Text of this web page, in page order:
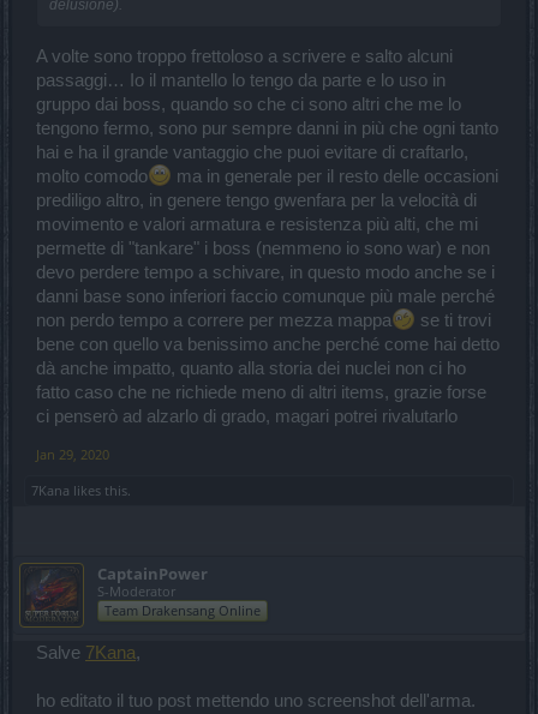
delusione).
A volte sono troppo frettoloso a scrivere e salto alcuni
passaggi… Io il mantello lo tengo da parte e lo uso in
gruppo dai boss, quando so che ci sono altri che me lo
tengono fermo, sono pur sempre danni in più che ogni tanto
hai e ha il grande vantaggio che puoi evitare di craftarlo,
molto comodo
ma in generale per il resto delle occasioni
prediligo altro, in genere tengo gwenfara per la velocità di
movimento e valori armatura e resistenza più alti, che mi
permette di "tankare" i boss (nemmeno io sono war) e non
devo perdere tempo a schivare, in questo modo anche se i
danni base sono inferiori faccio comunque più male perché
non perdo tempo a correre per mezza mappa
se ti trovi
bene con quello va benissimo anche perché come hai detto
dà anche impatto, quanto alla storia dei nuclei non ci ho
fatto caso che ne richiede meno di altri items, grazie forse
ci penserò ad alzarlo di grado, magari potrei rivalutarlo
Jan 29, 2020
7Kana likes this.
CaptainPower
S-Moderator
Team Drakensang Online
Salve 7Kana,
ho editato il tuo post mettendo uno screenshot dell'arma.